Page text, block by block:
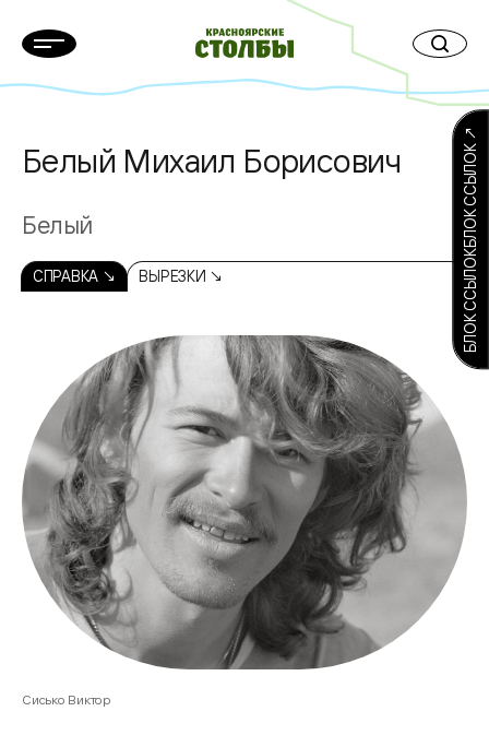
Белый Михаил Борисович
Белый
СПРАВКА ↘ ВЫРЕЗКИ ↘
Сисько Виктор
БЛОК ССЫЛОКБЛОК ССЫЛОК ↗